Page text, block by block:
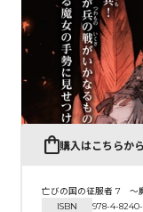
購入はこちらから
亡びの国の征服者 7 ～
ISBN
978-4-